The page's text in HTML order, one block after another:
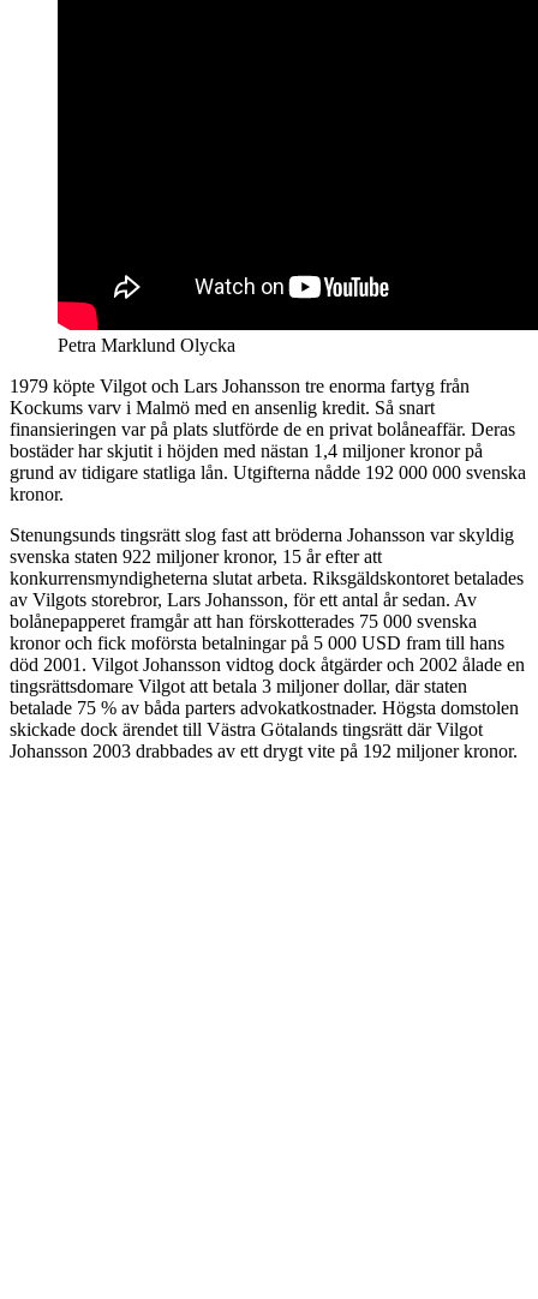
Petra Marklund Olycka
1979 köpte Vilgot och Lars Johansson tre enorma fartyg från
Kockums varv i Malmö med en ansenlig kredit. Så snart
finansieringen var på plats slutförde de en privat bolåneaffär. Deras
bostäder har skjutit i höjden med nästan 1,4 miljoner kronor på
grund av tidigare statliga lån. Utgifterna nådde 192 000 000 svenska
kronor.
Stenungsunds tingsrätt slog fast att bröderna Johansson var skyldig
svenska staten 922 miljoner kronor, 15 år efter att
konkurrensmyndigheterna slutat arbeta. Riksgäldskontoret betalades
av Vilgots storebror, Lars Johansson, för ett antal år sedan. Av
bolånepapperet framgår att han förskotterades 75 000 svenska
kronor och fick moförsta betalningar på 5 000 USD fram till hans
död 2001. Vilgot Johansson vidtog dock åtgärder och 2002 ålade en
tingsrättsdomare Vilgot att betala 3 miljoner dollar, där staten
betalade 75 % av båda parters advokatkostnader. Högsta domstolen
skickade dock ärendet till Västra Götalands tingsrätt där Vilgot
Johansson 2003 drabbades av ett drygt vite på 192 miljoner kronor.